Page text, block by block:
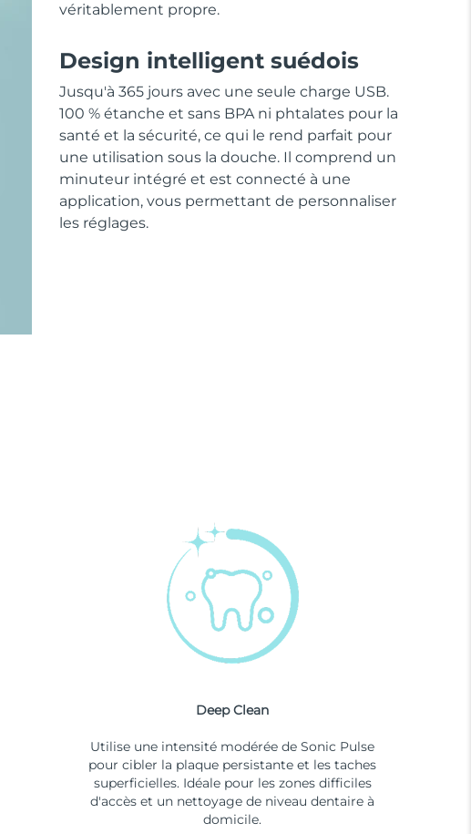
véritablement propre.
Design intelligent suédois
Jusqu'à 365 jours avec une seule charge USB.
100 % étanche et sans BPA ni phtalates pour la
santé et la sécurité, ce qui le rend parfait pour
une utilisation sous la douche. Il comprend un
minuteur intégré et est connecté à une
application, vous permettant de personnaliser
les réglages.
Deep Clean
Utilise une intensité modérée de Sonic Pulse
pour cibler la plaque persistante et les taches
superficielles. Idéale pour les zones difficiles
d'accès et un nettoyage de niveau dentaire à
domicile.